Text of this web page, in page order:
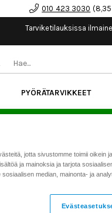
010 423 3030
Tarviketilauksissa
PYÖRÄTARVIKKEET
jotta sivustomme toimii oikein
ja mainoksia ja tarjota
median, mainonta- ja